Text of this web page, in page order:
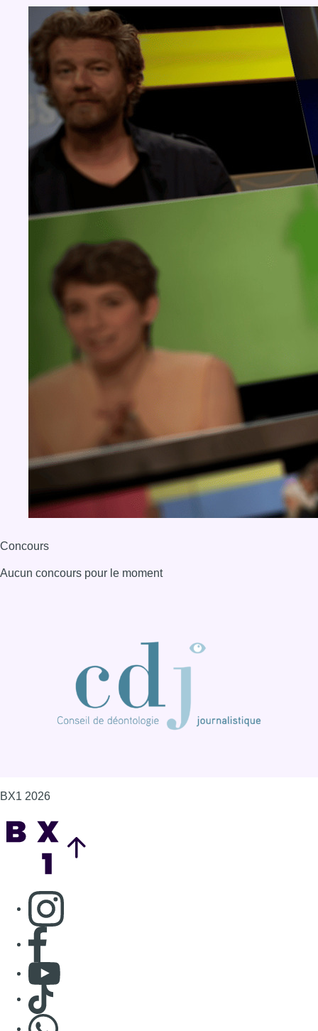
Concours
Aucun concours pour le moment
BX1 2026
Consulter page Instagram
Consulter page Facebook
Consulter Youtube
Consulter TikTok